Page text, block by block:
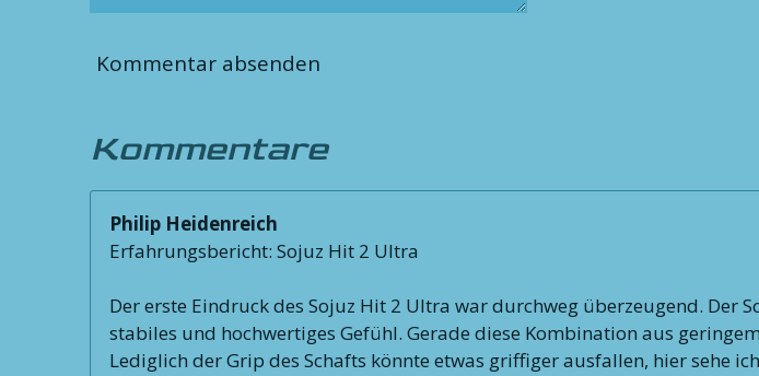
Kommentar absenden
Kommentare
Philip Heidenreich
Erfahrungsbericht: Sojuz Hit 2 Ultra
Der erste Eindruck des Sojuz Hit 2 Ultra war durchweg überzeugend. Der
stabiles und hochwertiges Gefühl. Gerade diese Kombination aus
Lediglich der Grip des Schafts könnte etwas griffiger ausfallen, hier sehe